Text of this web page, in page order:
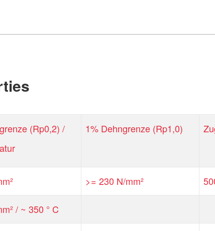
(Rp0,2) /
1% Dehngrenze (Rp1,0)
>= 230 N/mm²
/ ~ 350 ° C